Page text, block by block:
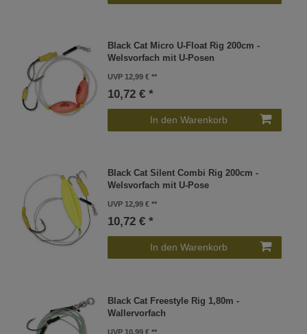
Black Cat Micro U-Float Rig 200cm -
Welsvorfach mit U-Posen
UVP 12,99 €
10,72 € *
In den Warenkorb
Black Cat Silent Combi Rig 200cm -
Welsvorfach mit U-Pose
UVP 12,99 €
10,72 € *
In den Warenkorb
Black Cat Freestyle Rig 1,80m -
Wallervorfach
UVP 10,99 €